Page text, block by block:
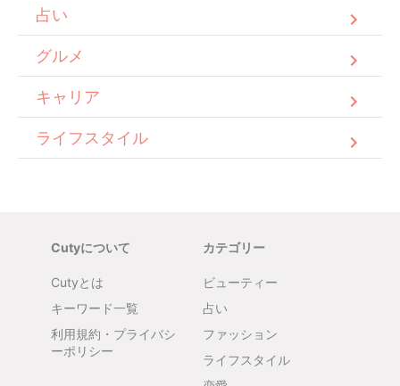
占い
グルメ
キャリア
ライフスタイル
Cutyについて
Cutyとは
キーワード一覧
利用規約・プライバシ
ーポリシー
カテゴリー
ビューティー
占い
ファッション
ライフスタイル